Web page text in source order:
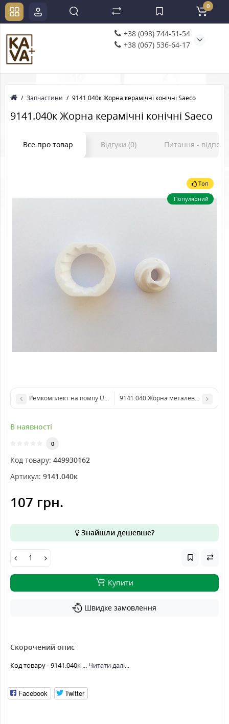
+38 (098) 744-51-54
+38 (067) 536-64-17
0
Запчастини 9141.040к Жорна керамічні конічні Saeco
9141.040к Жорна керамічні конічні Saeco
Все про товар Відгуки (0) Питання -
Топ
Популярний
Ремкомплект на помпу Ulka EX59141.040 Жорна металеві для
В наявності
0
Код товару: 449930162
Артикул: 9141.040к
107 грн.
Знайшли дешевше?
Купити
Швидке замовлення
Скорочений опис
Код товару - 9141.040к ... Читати далі...
Facebook Twitter